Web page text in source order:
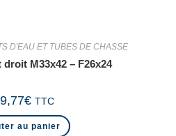
D'EAU ET TUBES DE CHASSE
droit M33x42 – F26x24
€ TTC
au panier